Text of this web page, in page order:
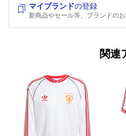
マイブランドの登録
新商品やセール等、ブランドの
関連